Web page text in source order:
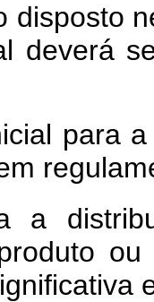
disposto
deverá
para
a